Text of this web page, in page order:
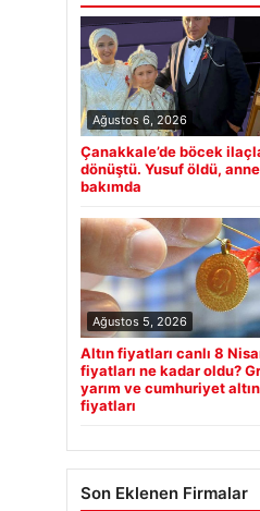
Ağustos 6, 2026
Çanakkale’de böcek
dönüştü. Yusuf öldü,
bakımda
Ağustos 5, 2026
Altın fiyatları canlı 8
fiyatları ne kadar oldu?
yarım ve cumhuriyet
fiyatları
Son Eklenen Firmalar